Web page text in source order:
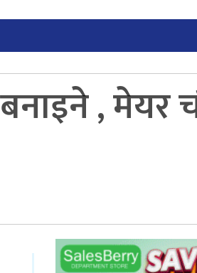
, मेयर